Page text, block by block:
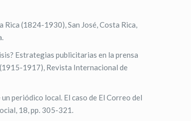
Rica (1824-1930), San José, Costa Rica,
Estrategias publicitarias en la prensa
1917), Revista Internacional de
periódico local. El caso de El Correo del
18, pp. 305-321.